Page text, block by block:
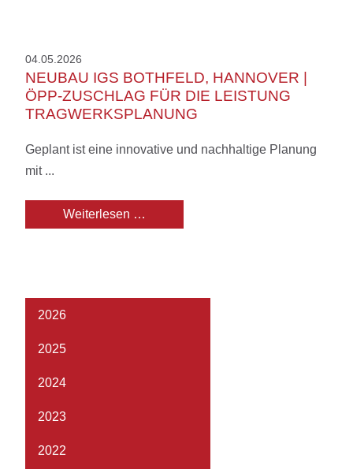
04.05.2026
NEUBAU IGS BOTHFELD, HANNOVER |
ÖPP-ZUSCHLAG FÜR DIE LEISTUNG
TRAGWERKSPLANUNG
Geplant ist eine innovative und nachhaltige Planung
mit ...
Weiterlesen …
2026
2025
2024
2023
2022